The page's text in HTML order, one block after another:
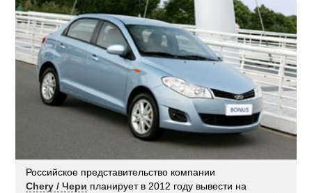
Российское представительство компании
Chery / Чери планирует в 2012 году вывести на